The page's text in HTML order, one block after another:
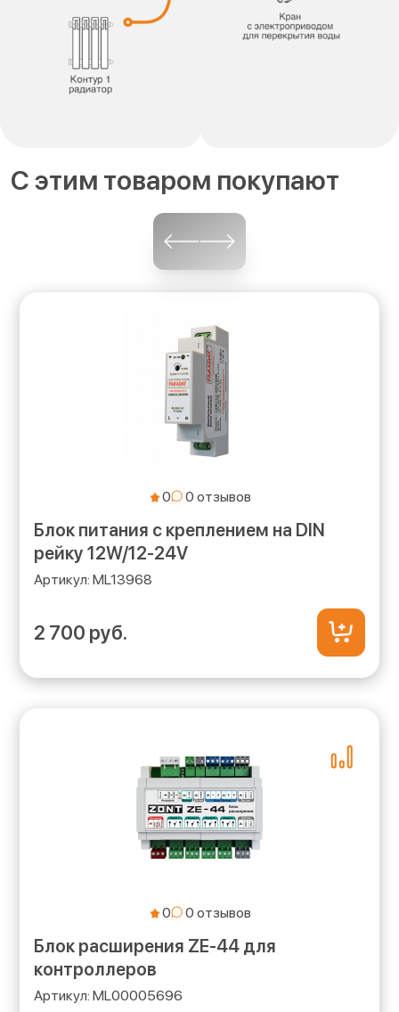
С этим товаром покупают
0
Блок питания с креплением на DIN
рейку 12W/12-24V
ML13968
2 700 руб.
0
Блок расширения ZE-44 для
контроллеров
ML00005696